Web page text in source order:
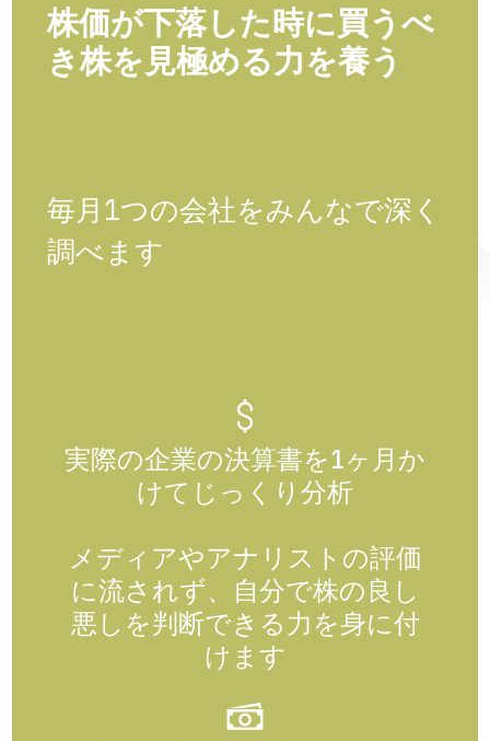
株価が下落した時に買うべ
き株を見極める力を養う
毎月1つの会社をみんなで深く
調べます
実際の企業の決算書を1ヶ月か
けてじっくり分析
メディアやアナリストの評価
に流されず、自分で株の良し
悪しを判断できる力を身に付
けます